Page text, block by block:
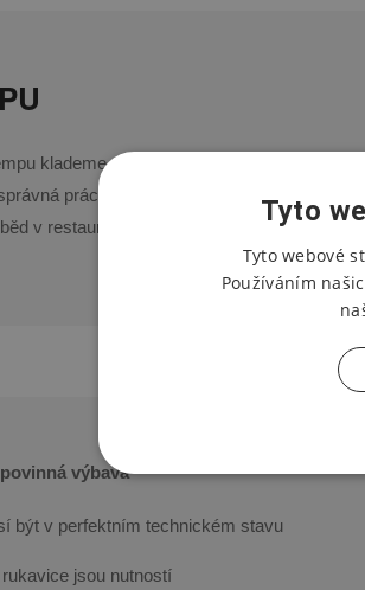
klademe důraz na kvalitu výuky i
práce s tělem na kole, jistota v
v restauraci Marcelka – ideální
výbava
být v perfektním technickém stavu
jsou nutností
Tyto
Tyto webové
Používáním